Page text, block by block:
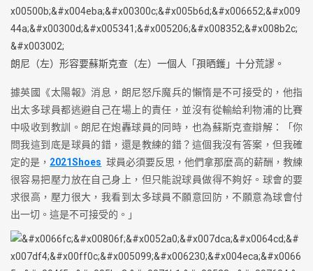
朗尼（左）形容要蘇斯克查（左）一個人「孭晒鑊」十分荒謬。
據英國《太陽報》消息，朗尼怒斥魔兵的懶惰是不可接受的，他指
出太多球員都逃避自己在場上的責任，並沒有從輸給利物浦的比賽
中吸收到教訓。朗尼在炮轟球員的同時，也為蘇斯克查辯解：「你
問我這到底是球員的錯，還是教練的錯？這個我沒有答案，但我確
定的是， 2021Shoes 球員必須要反思，他們拿那麼高的薪酬，教練
很容易把壓力放在自己身上，但只能說球員做得不夠好。球會的要
求很高，壓力很大，我看到太多球員不願意回防，不願意為球會付
出一切。這是不可接受的。」